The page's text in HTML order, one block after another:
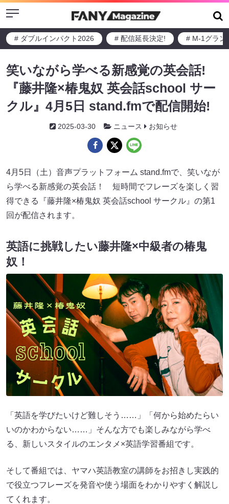
Menu
# ダブルインパクト2026 # 配信延長決定! # M-1グラン
笑いながら学べる新感覚の英会話!
『藤井隆×椿鬼奴 英会話school サー
クル』4月5日 stand.fmで配信開始!
2025-03-30 ニュース お知らせ
4月5日（土）音声プラットフォーム stand.fmで、笑いなが
ら学べる新感覚の英会話！ 短時間でフレーズを楽しく習
得できる『藤井隆×椿鬼奴 英会話school サークル』の第1
回が配信されます。
英語に挑戦したい藤井隆×中級者の椿鬼
奴！
「英語を学びたいけど難しそう……」「何から始めたらい
いのかわからない……」そんな方でも楽しみながら学べ
る、新しいスタイルのエンタメ×英語学習番組です。
そして番組では、ヤマハ英語教室の講師をお招きし実践的
で役立つフレーズを発音や使う場面をわかりやすく解説し
てくれます。